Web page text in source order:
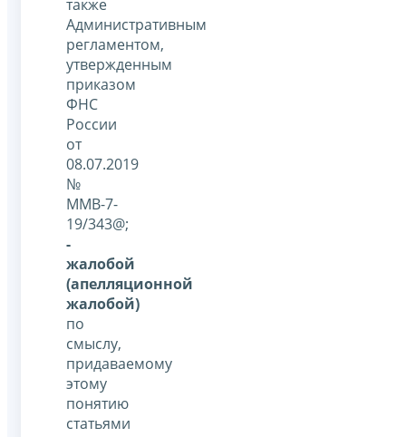
также
Административным
регламентом,
утвержденным
приказом
ФНС
России
от
08.07.2019
№
ММВ-7-
19/343@;
-
жалобой
(апелляционной
жалобой)
по
смыслу,
придаваемому
этому
понятию
статьями